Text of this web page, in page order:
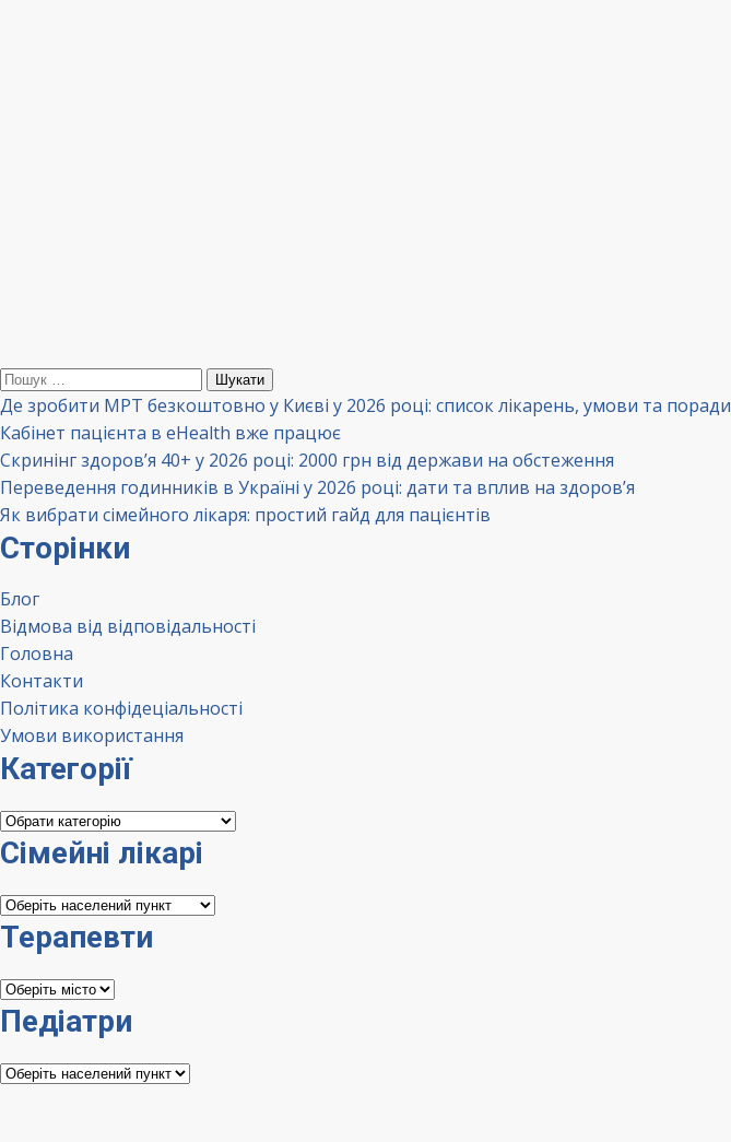
Пошук:
Де зробити МРТ безкоштовно у Києві у 2026 році: список лікарень, умови та поради
Кабінет пацієнта в eHealth вже працює
Скринінг здоров’я 40+ у 2026 році: 2000 грн від держави на обстеження
Переведення годинників в Україні у 2026 році: дати та вплив на здоров’я
Як вибрати сімейного лікаря: простий гайд для пацієнтів
Сторінки
Блог
Відмова від відповідальності
Головна
Контакти
Політика конфідеціальності
Умови використання
Категорії
Категорії
Сімейні лікарі
Сімейні
лікарі
Терапевти
Терапевти
Педіатри
Педіатри